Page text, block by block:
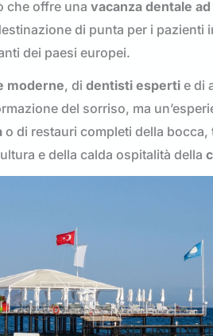
che offre una vacanza dentale
di punta per i
dei paesi europei.
moderne, di dentisti esperti e di
del sorriso, ma
o di restauri completi della
e della calda ospitalità della